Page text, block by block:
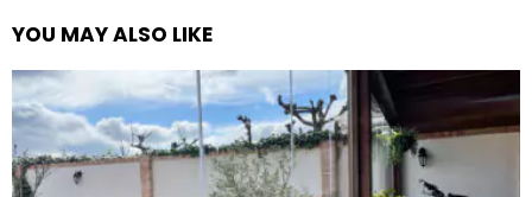
YOU MAY ALSO LIKE